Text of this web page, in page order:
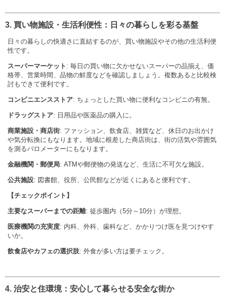
3. 買い物施設・生活利便性：日々の暮らしを彩る基盤
日々の暮らしの快適さに直結するのが、買い物施設やその他の生活利便
性です。
スーパーマーケット : 毎日の買い物に欠かせないスーパーの品揃え、価
格帯、営業時間、品物の鮮度などを確認しましょう。複数あると比較検
討もできて便利です。
コンビニエンスストア: ちょっとした買い物に便利なコンビニの有無。
ドラッグストア: 日用品や医薬品の購入に。
商業施設・商店街: ファッション、飲食店、雑貨など、休日のお出かけ
や気分転換にもなります。地域に根差した商店街は、街の活気や雰囲気
を測るバロメーターにもなります。
金融機関・郵便局: ATMや郵便物の発送など、生活に不可欠な施設。
公共施設: 図書館、役所、公民館などが近くにあると便利です。
【チェックポイント】
主要なスーパーまでの距離: 徒歩圏内（5分～10分）が理想。
医療機関の充実度: 内科、外科、歯科など、かかりつけ医を見つけやす
いか。
飲食店やカフェの選択肢: 外食が多い方は要チェック。
4. 治安と住環境：安心して暮らせる安全な街か